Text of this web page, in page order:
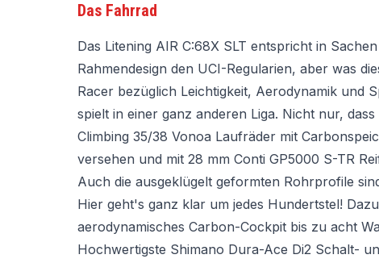
Das Fahrrad
Das Litening AIR C:68X SLT entspricht in
Rahmendesign den UCI-Regularien, aber was
Racer bezüglich Leichtigkeit, Aerodynamik und
spielt in einer ganz anderen Liga. Nicht nur,
Climbing 35/38 Vonoa Laufräder mit
versehen und mit 28 mm Conti GP5000 S-TR
Auch die ausgeklügelt geformten Rohrprofile
Hier geht's ganz klar um jedes Hundertstel!
aerodynamisches Carbon-Cockpit bis zu acht
Hochwertigste Shimano Dura-Ace Di2 Schalt-